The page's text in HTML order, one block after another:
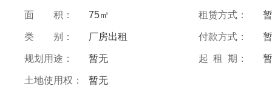
面 积： 75㎡ 租赁方式：
类 别： 厂房出租 付款方式：
规划用途： 暂无 起 租 期：
土地使用权： 暂无